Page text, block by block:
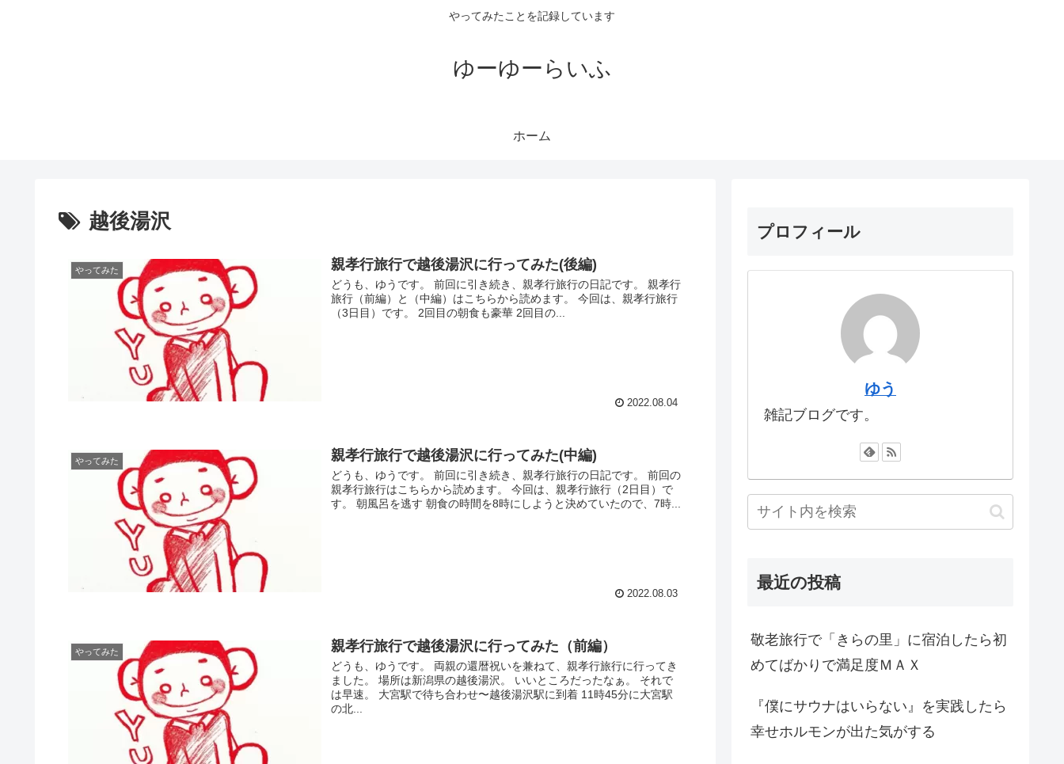
やってみたことを記録しています
ゆーゆーらいふ
ホーム
越後湯沢
やってみた 親孝行旅行で越後湯沢に行ってみた(後編)
どうも、ゆうです。 前回に引き続き、親孝行旅行の日記です。 親孝行
旅行（前編）と（中編）はこちらから読めます。 今回は、親孝行旅行
（3日目）です。 2回目の朝食も豪華 2回目の...
2022.08.04
やってみた 親孝行旅行で越後湯沢に行ってみた(中編)
どうも、ゆうです。 前回に引き続き、親孝行旅行の日記です。 前回の
親孝行旅行はこちらから読めます。 今回は、親孝行旅行（2日目）で
す。 朝風呂を逃す 朝食の時間を8時にしようと決めていたので、7時...
2022.08.03
やってみた 親孝行旅行で越後湯沢に行ってみた（前編）
どうも、ゆうです。 両親の還暦祝いを兼ねて、親孝行旅行に行ってき
ました。 場所は新潟県の越後湯沢。 いいところだったなぁ。 それで
は早速。 大宮駅で待ち合わせ〜越後湯沢駅に到着 11時45分に大宮駅
の北...
プロフィール
ゆう
雑記ブログです。
最近の投稿
敬老旅行で「きらの里」に宿泊したら初
めてばかりで満足度ＭＡＸ
『僕にサウナはいらない』を実践したら
幸せホルモンが出た気がする